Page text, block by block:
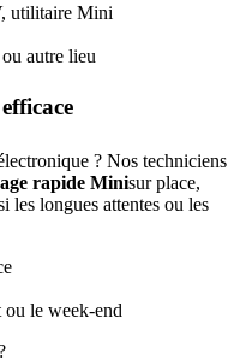
utilitaire Mini
autre lieu
? Nos techniciens
rapide Minisur place,
les longues attentes ou les
ou le week-end